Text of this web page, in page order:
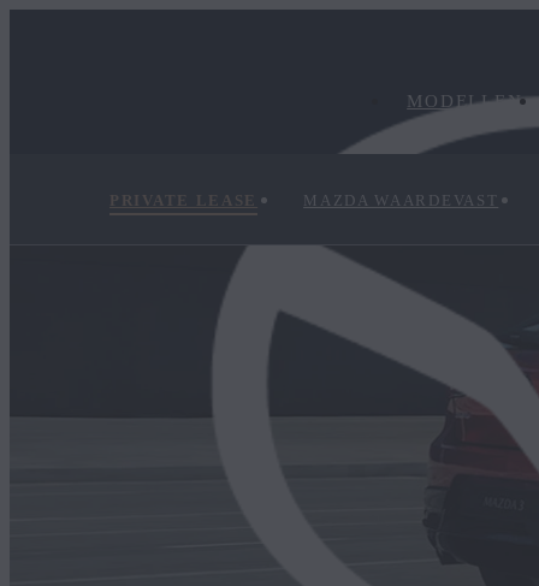
MODELLEN
PRIVATE LEASE MAZDA WAARDEVAST